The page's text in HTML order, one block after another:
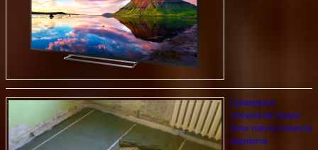
Сравниваем
технологии стяжки
пола: плюсы и минусы
вариантов